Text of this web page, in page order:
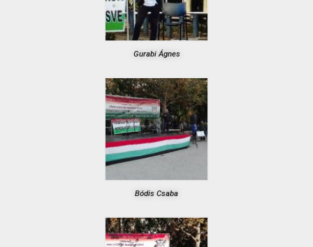
Gurabi Ágnes
Bódis Csaba